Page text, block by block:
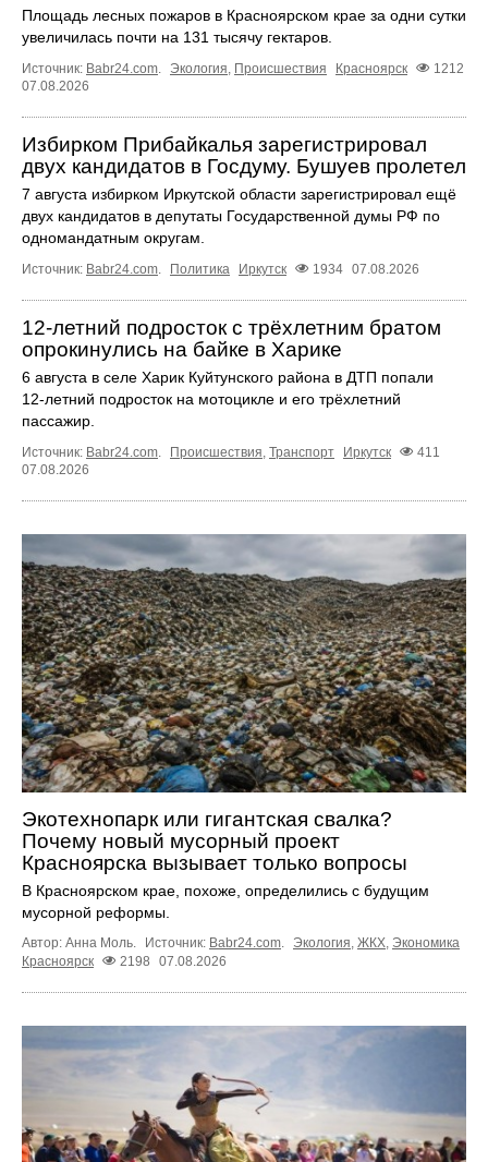
Площадь лесных пожаров в Красноярском крае за одни сутки
увеличилась почти на 131 тысячу гектаров.
Источник: Babr24.com Экология Происшествия Красноярск
1212
07.08.2026
Избирком Прибайкалья зарегистрировал
двух кандидатов в Госдуму. Бушуев пролетел
7 августа избирком Иркутской области зарегистрировал ещё
двух кандидатов в депутаты Государственной думы РФ по
одномандатным округам.
Источник: Babr24.com. Политика Иркутск 1934 07.08.2026
12‑летний подросток с трёхлетним братом
опрокинулись на байке в Харике
6 августа в селе Харик Куйтунского района в ДТП попали
12‑летний подросток на мотоцикле и его трёхлетний
пассажир.
Источник: Babr24.com. Происшествия, Транспорт Иркутск
411
07.08.2026
Экотехнопарк или гигантская свалка?
Почему новый мусорный проект
Красноярска вызывает только вопросы
В Красноярском крае, похоже, определились с будущим
мусорной реформы.
Автор: Анна Моль. Источник: Babr24.com Экология ЖКХ Экономика
Красноярск
2198 07.08.2026